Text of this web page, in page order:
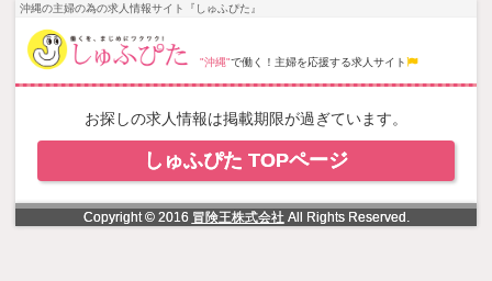
NowLoading
沖縄の主婦の為の求人情報サイト『しゅふぴた』
"沖縄"で働く！主婦を応援する求人サイト
お探しの求人情報は掲載期限が過ぎています。
しゅふぴた TOPページ
Copyright © 2016 冒険王株式会社All Rights Reserved.